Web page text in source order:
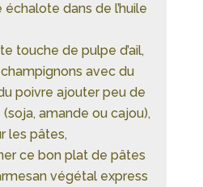
échalote dans de l’huile
touche de pulpe d’ail,
avec du
poivre ajouter peu de
amande ou cajou),
les pâtes,
ce bon plat de pâtes
végétal express